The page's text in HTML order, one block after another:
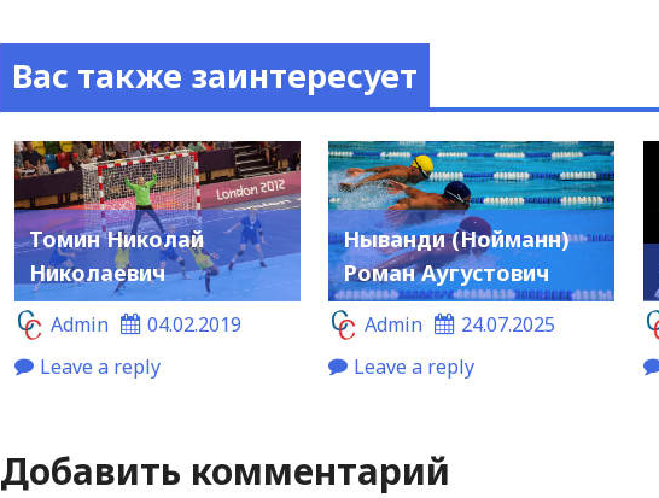
Вас также заинтересует
Томин Николай
Николаевич
Admin
04.02.2019
Leave a reply
Ныванди (Нойманн)
Роман Аугустович
Admin
24.07.2025
Leave a reply
Добавить комментарий